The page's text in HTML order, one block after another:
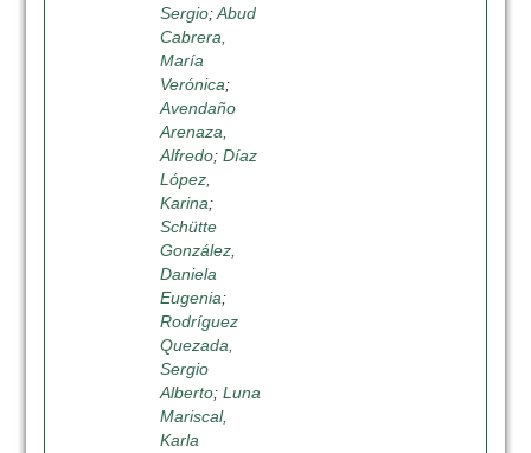
Sergio;Abud
Cabrera,
María
Verónica;
Avendaño
Arenaza,
Alfredo; Díaz
López,
Karina;
Schütte
González,
Daniela
Eugenia;
Rodríguez
Quezada,
Sergio
Alberto; Luna
Mariscal,
Karla